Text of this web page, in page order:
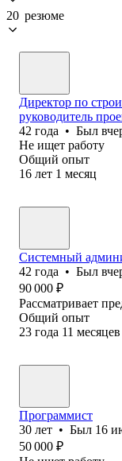
20 резюме
Директор по
руководитель
42 года • Был
Не ищет работу
Общий опыт
16 лет 1 месяц
Системный
42 года • Был
90 000 ₽
Рассматривает
Общий опыт
23 года 11 месяцев
Программист
30 лет • Был 16
50 000 ₽